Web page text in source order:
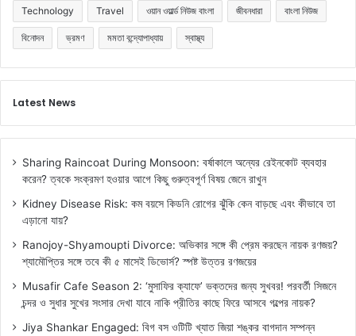
Technology Travel ওয়ান ওয়ার্ল্ড নিউজ বাংলা জীবনধারা বাংলা নিউজ
বিনোদন ভ্রমণ মমতা বন্দ্যোপাধ্যায় স্বাস্থ্য
Latest News
Sharing Raincoat During Monsoon: বর্ষাকালে অন্যের রেইনকোট ব্যবহার
করেন? ত্বকে সংক্রমণ হওয়ার আগে কিছু গুরুত্বপূর্ণ বিষয় জেনে রাখুন
Kidney Disease Risk: কম বয়সে কিডনি রোগের ঝুঁকি কেন বাড়ছে এবং কীভাবে তা
এড়ানো যায়?
Ranojoy-Shyamoupti Divorce: অভিকার সঙ্গে কী প্রেম করছেন নায়ক রণজয়?
শ্যামৌপ্তির সঙ্গে তবে কী ৫ মাসেই ডিভোর্স? স্পষ্ট উত্তর রণজয়ের
Musafir Cafe Season 2: ‘মুসাফির ক্যাফে’ ভক্তদের জন্য সুখবর! পরবর্তী সিজনে
চন্দর ও সুধার সুখের সংসার দেখা যাবে নাকি প্রীতির কাছে ফিরে আসবে গল্পের নায়ক?
Jiya Shankar Engaged: বিগ বস ওটিটি খ্যাত জিয়া শঙ্কর বাগদান সম্পন্ন